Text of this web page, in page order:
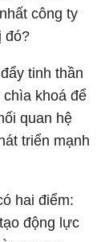
công ty
đó?
tinh thần
khoá để
quan hệ
triển mạnh
hai điểm:
động lực